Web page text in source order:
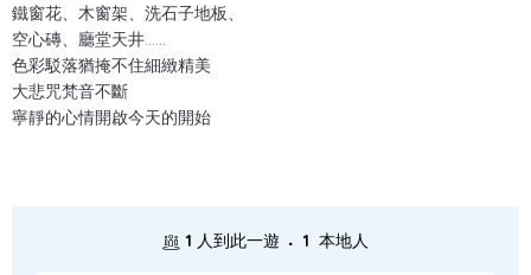
鐵窗花、木窗架、洗石子地板、
空心磚、廳堂天井……
色彩駁落猶掩不住細緻精美
大悲咒梵音不斷
寧靜的心情開啟今天的開始
1 人到此一遊 . 1 本地人